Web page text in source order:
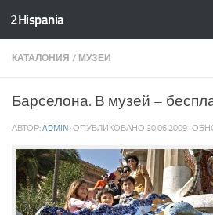
Skip to content
2Hispania
КАТАЛОНИЯ / МУЗЕИ
Барселона. В музей –
АВТОР:ADMIN · ОПУБЛИКОВАНО 30.06.2009 ·